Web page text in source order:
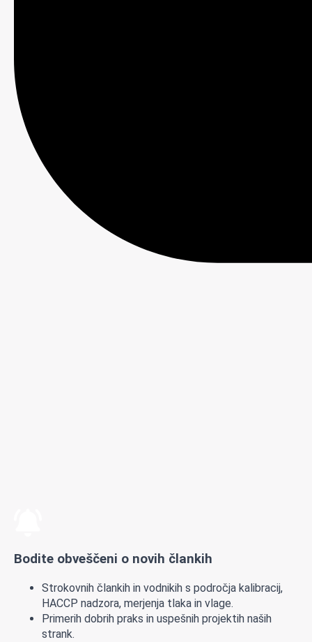
Bodite obveščeni o novih člankih
Strokovnih člankih in vodnikih s področja kalibracij,
HACCP nadzora, merjenja tlaka in vlage.
Primerih dobrih praks in uspešnih projektih naših
strank.